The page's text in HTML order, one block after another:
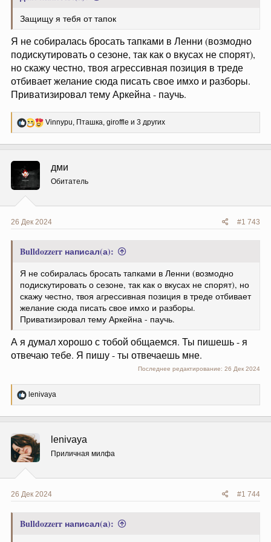
Защищу я тебя от тапок
Я не собиралась бросать тапками в Ленни (возмодно
подискутировать о сезоне, так как о вкусах не спорят),
но скажу честно, твоя агрессивная позиция в треде
отбивает желание сюда писать свое имхо и разборы.
Приватизировал тему Аркейна - паучь.
Р
Vinnypu Пташка giroffle и 3 других
дми
Обитатель
26 Дек 2024 #1 743
Bulldozzerr написал(а):
Я не собиралась бросать тапками в Ленни (возмодно
подискутировать о сезоне, так как о вкусах не спорят), но
скажу честно, твоя агрессивная позиция в треде отбивает
желание сюда писать свое имхо и разборы.
Приватизировал тему Аркейна - паучь.
А я думал хорошо с тобой общаемся. Ты пишешь - я
отвечаю тебе. Я пишу - ты отвечаешь мне.
Последнее редактирование: 26 Дек 2024
Р
и
и
:
lenivaya
lenivaya
Приличная милфа
26 Дек 2024 #1 744
Bulldozzerr написал(а):